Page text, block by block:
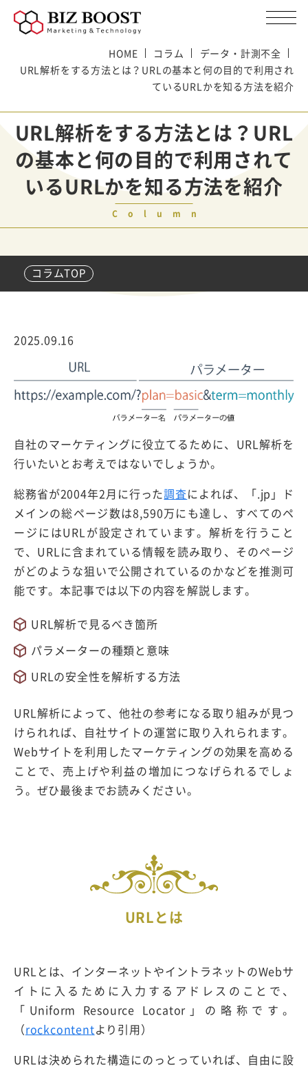
HOME コラム
データ・計測不全
URL解析をする方法とは？URLの基本と何の目的で利用され
ているURLかを知る方法を紹介
URL解析をする方法とは？URL
の基本と何の目的で利用されて
いるURLかを知る方法を紹介
Column
コラムTOP
2025.09.16
自社のマーケティングに役立てるために、URL解析を
行いたいとお考えではないでしょうか。
総務省が2004年2月に行った調査によれば、「.jp」ド
メインの総ページ数は8,590万にも達し、すべてのペ
ージにはURLが設定されています。解析を行うこと
で、URLに含まれている情報を読み取り、そのページ
がどのような狙いで公開されているのかなどを推測可
能です。本記事では以下の内容を解説します。
URL解析で見るべき箇所
パラメーターの種類と意味
URLの安全性を解析する方法
URL解析によって、他社の参考になる取り組みが見つ
けられれば、自社サイトの運営に取り入れられます。
Webサイトを利用したマーケティングの効果を高める
ことで、売上げや利益の増加につなげられるでしょ
う。ぜひ最後までお読みください。
URLとは
URLとは、インターネットやイントラネットのWebサ
イトに入るために入力するアドレスのことで、
「Uniform Resource Locator」の略称です。
（rockcontentより引用）
URLは決められた構造にのっとっていれば、自由に設